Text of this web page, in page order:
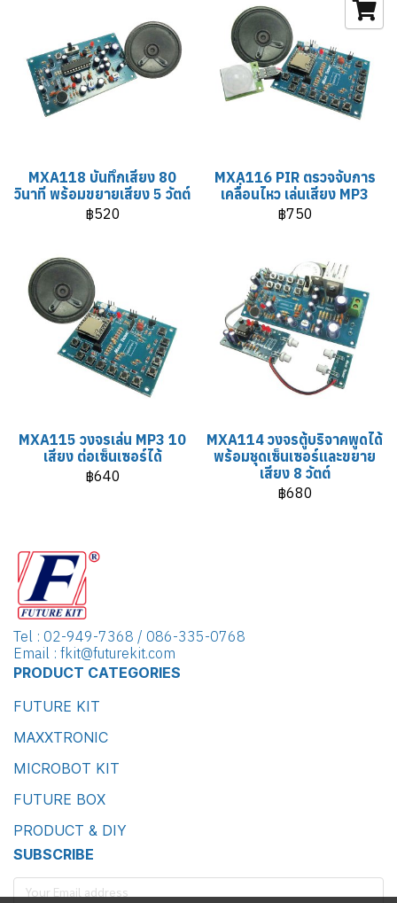
MXA118 บันทึกเสียง 80
วินาที พร้อมขยายเสียง 5 วัตต์
฿520
MXA116 PIR ตรวจจับการ
เคลื่อนไหว เล่นเสียง MP3
฿750
MXA115 วงจรเล่น MP3 10
เสียง ต่อเซ็นเซอร์ได้
฿640
MXA114 วงจรตู้บริจาคพูดได้
พร้อมชุดเซ็นเซอร์และขยาย
เสียง 8 วัตต์
฿680
Tel : 02-949-7368 / 086-335-0768
Email : fkit@futurekit.com
PRODUCT CATEGORIES
FUTURE KIT
MAXXTRONIC
MICROBOT KIT
FUTURE BOX
PRODUCT & DIY
SUBSCRIBE